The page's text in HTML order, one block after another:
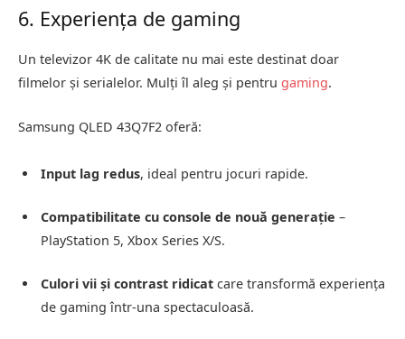
6. Experiența de gaming
Un televizor 4K de calitate nu mai este destinat doar
filmelor și serialelor. Mulți îl aleg și pentru gaming.
Samsung QLED 43Q7F2 oferă:
Input lag redus, ideal pentru jocuri rapide.
Compatibilitate cu console de nouă generație –
PlayStation 5, Xbox Series X/S.
Culori vii și contrast ridicat care transformă experiența
de gaming într-una spectaculoasă.